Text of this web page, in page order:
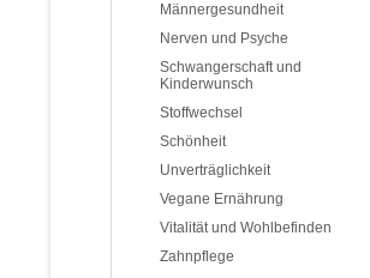
Männergesundheit
Nerven und Psyche
Schwangerschaft und
Kinderwunsch
Stoffwechsel
Schönheit
Unverträglichkeit
Vegane Ernährung
Vitalität und Wohlbefinden
Zahnpflege